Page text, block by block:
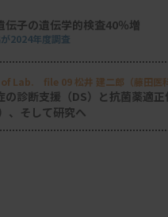
伝子の遺伝学的検査40％増
2024年度調査
Lab. file 09 松井 建二郎（藤田医
生物遺伝子検査室）
の診断支援（DS）と抗菌薬適正
）、そして研究へ